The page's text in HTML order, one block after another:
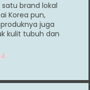
brand lokal
Korea pun,
juga
kulit tubuh dan